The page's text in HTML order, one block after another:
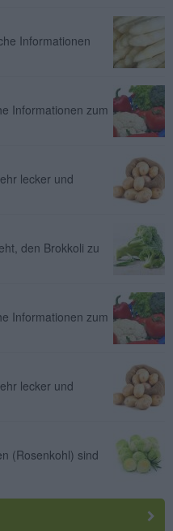
Informationen
Informationen zum
lecker und
den Brokkoli zu
Informationen zum
lecker und
(Rosenkohl) sind